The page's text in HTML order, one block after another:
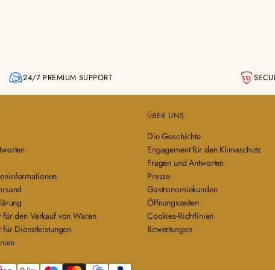
24/7 PREMIUM SUPPORT
den Verkauf von Waren
Dienstleistungen
ÜBER UNS
Die Geschichte
Engagement für den Klimaschutz
Fragen und Antworten
Presse
Gastronomiekunden
Öffnungszeiten
Cookies-Richtlinien
Bewertungen